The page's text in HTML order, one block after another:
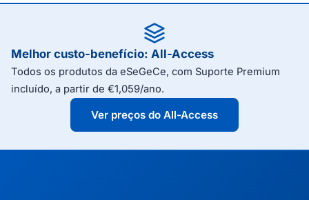
Melhor custo-benefício: All-Access
Todos os produtos da eSeGeCe, com Suporte Premium
incluído, a partir de €1,059/ano.
Ver preços do All-Access